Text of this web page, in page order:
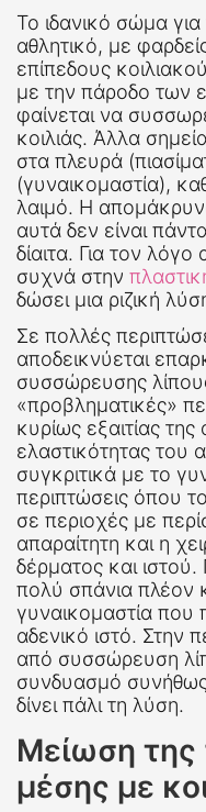
Το ιδανικό σώμα
αθλητικό, με
επίπεδους
με την πάροδο των
φαίνεται να
κοιλιάς. Άλλα
στα πλευρά
(γυναικομαστία),
λαιμό. Η
αυτά δεν είναι
δίαιτα. Για τον
συχνά στην
δώσει μια ριζική
Σε πολλές
αποδεικνύεται
συσσώρευσης
«προβληματικές»
κυρίως εξαιτίας της
ελαστικότητας του
συγκριτικά με το
περιπτώσεις όπου
σε περιοχές με
απαραίτητη και η
δέρματος και
πολύ σπάνια πλέον
γυναικομαστία που
αδενικό ιστό. Στην
από συσσώρευση
συνδυασμό
δίνει πάλι τη λύση.
Μείωση της
μέσης με